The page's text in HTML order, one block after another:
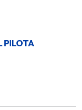
PILOTA